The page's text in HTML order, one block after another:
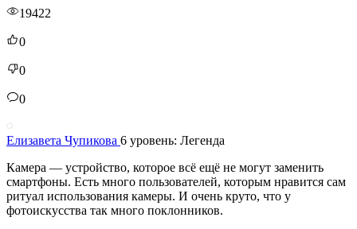
19422
0
0
0
Елизавета Чупикова 6 уровень: Легенда
Камера — устройство, которое всё ещё не могут заменить
смартфоны. Есть много пользователей, которым нравится сам
ритуал использования камеры. И очень круто, что у
фотоискусства так много поклонников.